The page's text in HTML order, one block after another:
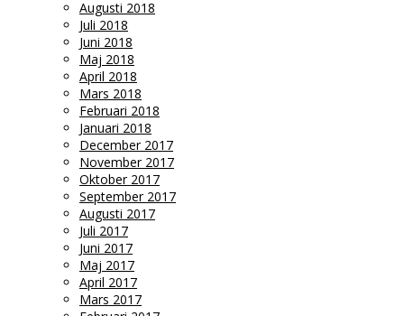
Augusti 2018
Juli 2018
Juni 2018
Maj 2018
April 2018
Mars 2018
Februari 2018
Januari 2018
December 2017
November 2017
Oktober 2017
September 2017
Augusti 2017
Juli 2017
Juni 2017
Maj 2017
April 2017
Mars 2017